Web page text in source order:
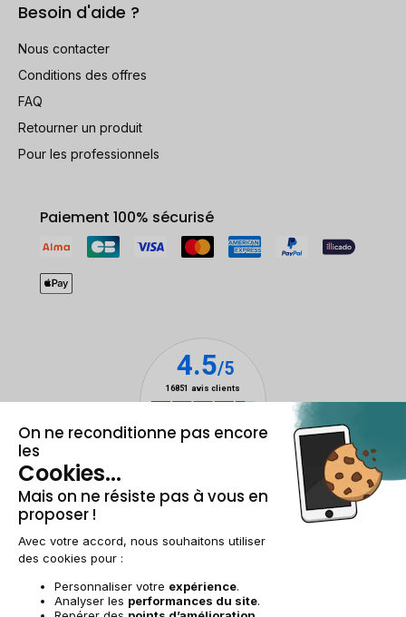
Besoin d'aide ?
Nous contacter
Conditions des offres
FAQ
Retourner un produit
Pour les professionnels
Paiement 100% sécurisé
Mentions légales et CGUGestion des cookies
Conditions générales de venteDonnées personnelles